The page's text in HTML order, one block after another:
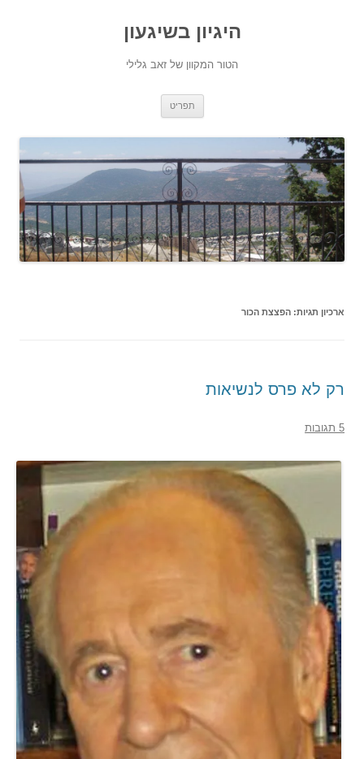
היגיון בשיגעון
הטור המקוון של זאב גלילי
תפריט
ארכיון תגיות: הפצצת הכור
רק לא פרס לנשיאות
5 תגובות